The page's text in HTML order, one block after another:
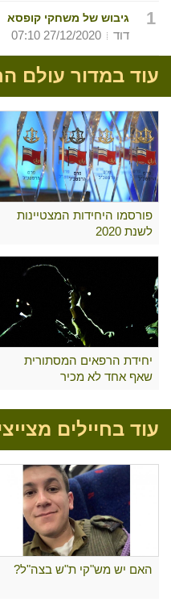
1 גיבוש של משחקי קופסא
דוד
עוד במדור עולם
פורסמו היחידות המצטיינות
לשנת 2020
יחידת הרפאים המסתורית
שאף אחד לא מכיר
עוד בחיילים
האם יש מש"קי ת"ש בצה"ל?